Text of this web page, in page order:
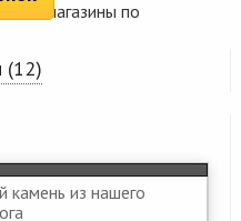
(12)
камень из нашего
наши магазины по